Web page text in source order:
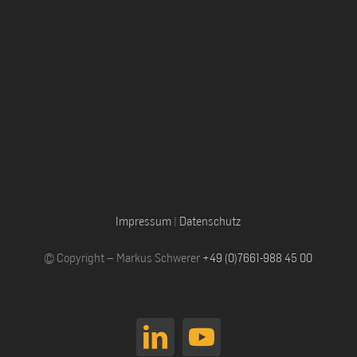
Impressum | Datenschutz
© Copyright – Markus Schwerer +49 (0)7661-988 45 00
LinkedInYouTube